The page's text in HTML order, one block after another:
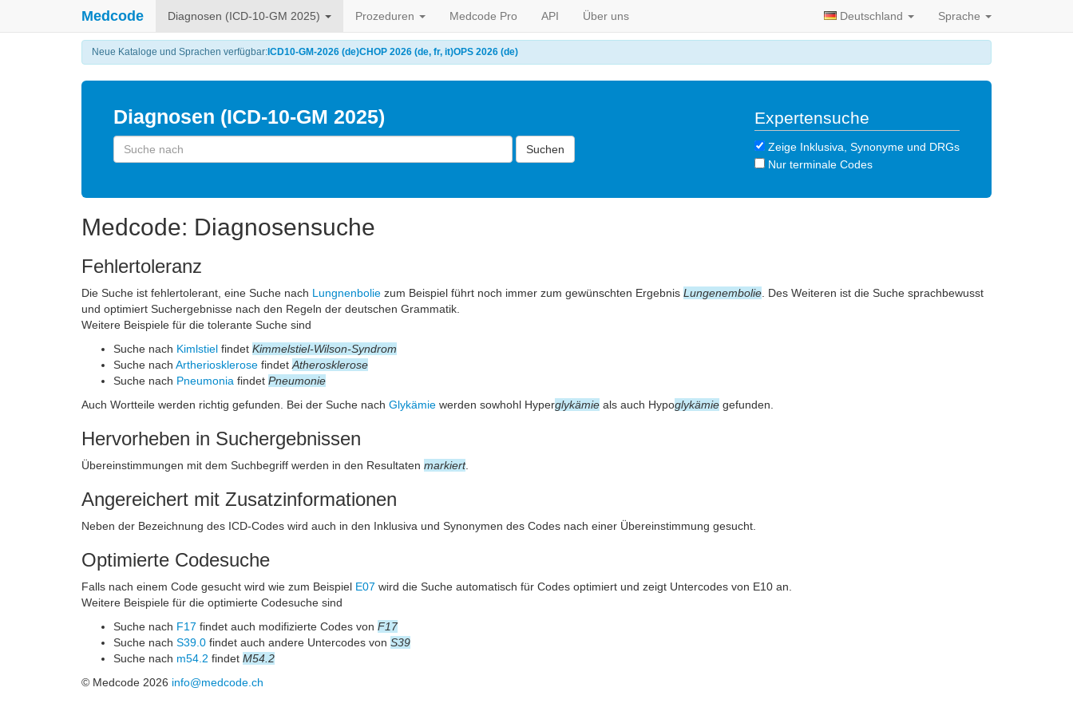
Medcode Diagnosen (ICD-10-GM 2025) Prozeduren Medcode Pro API Über uns Deutschland Sprache
Neue Kataloge und Sprachen verfügbar: ICD10-GM-2026 (de)CHOP 2026 (de, fr, it)OPS 2026 (de)
Diagnosen (ICD-10-GM 2025)
Suchen
Expertensuche
Zeige Inklusiva, Synonyme und DRGs
Nur terminale Codes
Medcode: Diagnosensuche
Fehlertoleranz
Die Suche ist fehlertolerant, eine Suche nach Lungnenbolie zum Beispiel führt noch immer zum gewünschten Ergebnis Lungenembolie . Des Weiteren ist die Suche sprachbewusst
und optimiert Suchergebnisse nach den Regeln der deutschen Grammatik.
Weitere Beispiele für die tolerante Suche sind
Suche nach Kimlstiel findet Kimmelstiel-Wilson-Syndrom
Suche nach Artheriosklerose findet Atherosklerose
Suche nach Pneumonia findet Pneumonie
Auch Wortteile werden richtig gefunden. Bei der Suche nach Glykämie werden sowhohl Hyperglykämie als auch Hypoglykämie gefunden.
Hervorheben in Suchergebnissen
Übereinstimmungen mit dem Suchbegriff werden in den Resultaten markiert.
Angereichert mit Zusatzinformationen
Neben der Bezeichnung des ICD-Codes wird auch in den Inklusiva und Synonymen des Codes nach einer Übereinstimmung gesucht.
Optimierte Codesuche
Falls nach einem Code gesucht wird wie zum Beispiel E07 wird die Suche automatisch für Codes optimiert und zeigt Untercodes von E10 an.
Weitere Beispiele für die optimierte Codesuche sind
Suche nach F17 findet auch modifizierte Codes von F17
Suche nach S39.0 findet auch andere Untercodes von S39
Suche nach m54.2 findet M54.2
© Medcode 2026 info@medcode.ch